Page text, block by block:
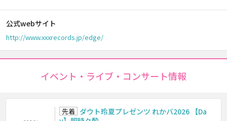
公式webサイト
http://www.xxxrecords.jp/edge/
イベント・ライブ・コンサート情報
先着 ダウト玲夏プレゼンツ れかバ2026 【Da